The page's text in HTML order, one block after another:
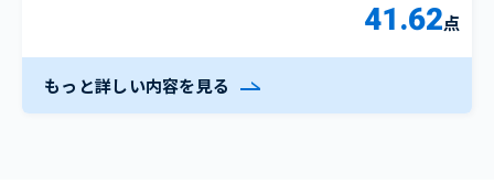
41.62点
もっと詳しい内容を見る